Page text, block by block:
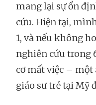
mang lại sự ổn
cứu. Hiện tại,
1, và nếu không
nghiên cứu trong
cơ mất việc – một
giáo sư trẻ tại Mỹ